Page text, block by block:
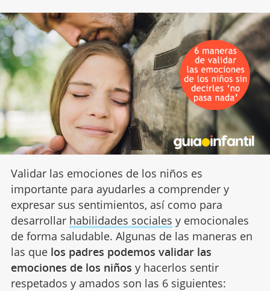
Validar las emociones de los niños es
importante para ayudarles a comprender y
expresar sus sentimientos, así como para
desarrollar habilidades sociales y emocionales
de forma saludable. Algunas de las maneras en
las que los padres podemos validar las
emociones de los niños y hacerlos sentir
respetados y amados son las 6 siguientes: